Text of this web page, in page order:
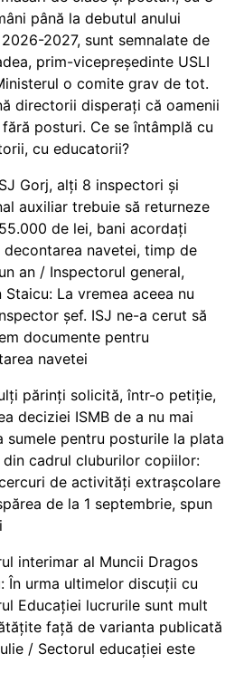
până la debutul anului
2027, sunt semnalate de
prim-vicepreședinte USLI
o comite grav de tot.
directorii disperați că oamenii
fără posturi. Ce se întâmplă cu
cu educatorii?
Gorj, alți 8 inspectori și
auxiliar trebuie să returneze
de lei, bani acordați
decontarea navetei, timp de
an / Inspectorul general,
Staicu: La vremea aceea nu
șef. ISJ ne-a cerut să
documente pentru
navetei
părinți solicită, într-o petiție,
deciziei ISMB de a nu mai
sumele pentru posturile la plata
cadrul cluburilor copiilor:
de activități extrașcolare
de la 1 septembrie, spun
interimar al Muncii Dragos
În urma ultimelor discuții cu
Educației lucrurile sunt mult
față de varianta publicată
/ Sectorul educației este